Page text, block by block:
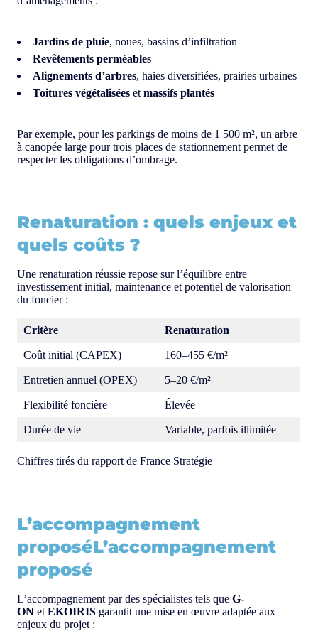
Jardins de pluie, noues, bassins d’infiltration
Revêtements perméables
Alignements d’arbres, haies diversifiées, prairies urbaines
Toitures végétalisées et massifs plantés
Par exemple, pour les parkings de moins de 1 500 m², un arbre
à canopée large pour trois places de stationnement permet de
respecter les obligations d’ombrage.
Renaturation : quels enjeux et
quels coûts ?
Une renaturation réussie repose sur l’équilibre entre
investissement initial, maintenance et potentiel de valorisation
du foncier :
Critère Renaturation
Coût initial (CAPEX) 160–455 €/m²
Entretien annuel (OPEX) 5–20 €/m²
Flexibilité foncière Élevée
Durée de vie Variable, parfois illimitée
Chiffres tirés du rapport de France Stratégie
L’accompagnement
proposéL’accompagnement
proposé
L’accompagnement par des spécialistes tels que G-
ON et EKOIRIS garantit une mise en œuvre adaptée aux
enjeux du projet :